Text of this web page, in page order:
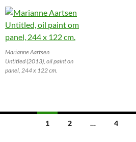
Marianne Aartsen
Untitled (2013), oil paint on
panel, 244 x 122 cm.
Berichten
1 2 … 4